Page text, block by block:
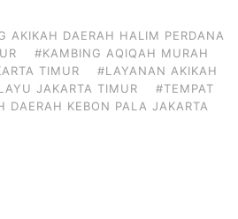
AKIKAH DAERAH HALIM PERDANA
#KAMBING AQIQAH MURAH
TIMUR
#LAYANAN AKIKAH
JAKARTA TIMUR
#TEMPAT
DAERAH KEBON PALA JAKARTA